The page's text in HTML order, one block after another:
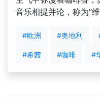
音乐相提并论，称为“维
#欧洲 #奥地利
#希茜 #咖啡 #